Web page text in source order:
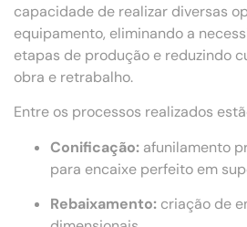
capacidade de realizar diversas
equipamento, eliminando a
etapas de produção e reduzindo
obra e retrabalho.
Entre os processos realizados
Conificação: afunilamento
para encaixe perfeito em
Rebaixamento: criação de